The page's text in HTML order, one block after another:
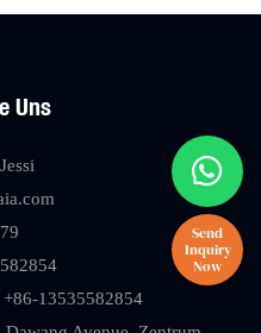
Uns
13535582854